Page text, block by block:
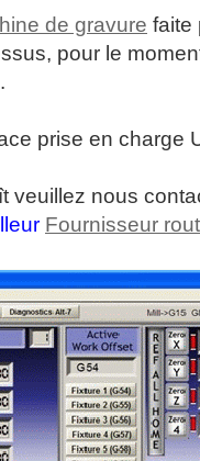
de gravure faite
pour le
prise en charge
veuillez nous
Fournisseur